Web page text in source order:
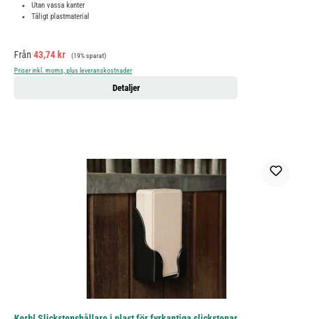
Utan vassa kanter
Tåligt plastmaterial
Försäljningspris:
Från 43,74 kr Ordinarie pris:
(19% sparat)
Priser inkl. moms, plus leveranskostnader
Detaljer